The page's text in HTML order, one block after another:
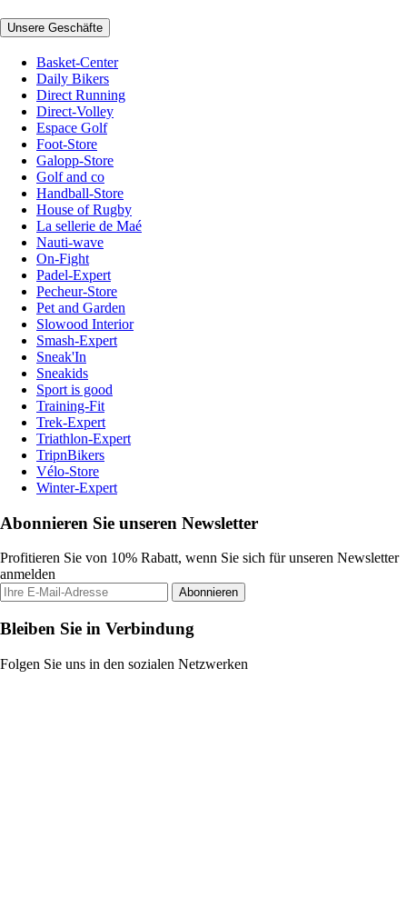
Unsere Geschäfte
Basket-Center
Daily Bikers
Direct Running
Direct-Volley
Espace Golf
Foot-Store
Galopp-Store
Golf and co
Handball-Store
House of Rugby
La sellerie de Maé
Nauti-wave
On-Fight
Padel-Expert
Pecheur-Store
Pet and Garden
Slowood Interior
Smash-Expert
Sneak'In
Sneakids
Sport is good
Training-Fit
Trek-Expert
Triathlon-Expert
TripnBikers
Vélo-Store
Winter-Expert
Abonnieren Sie unseren Newsletter
Profitieren Sie von 10% Rabatt, wenn Sie sich für unseren Newsletter
anmelden
Abonnieren
Bleiben Sie in Verbindung
Folgen Sie uns in den sozialen Netzwerken